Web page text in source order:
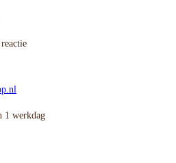
1 werkdag